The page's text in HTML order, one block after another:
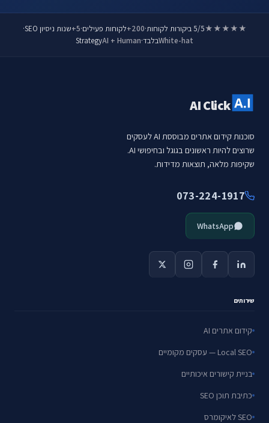
★★★★★5/5 ביקורות לקוחות ·
200+ לקוחות פעילים·
5+ שנות ניסיון SEO
·
White-hatבלבד·
AI + Human
Strategy
AI Click
סוכנות קידום אתרים מבוססת AI לעסקים
שרוצים להיות ראשונים בגוגל ובחיפושי AI.
שקיפות מלאה, תוצאות מדידות.
073-224-1917
WhatsApp
שירותים
קידום אתרים AI
Local SEO — עסקים מקומיים
בניית קישורים איכותיים
כתיבת תוכן SEO
SEO לאיקומרס